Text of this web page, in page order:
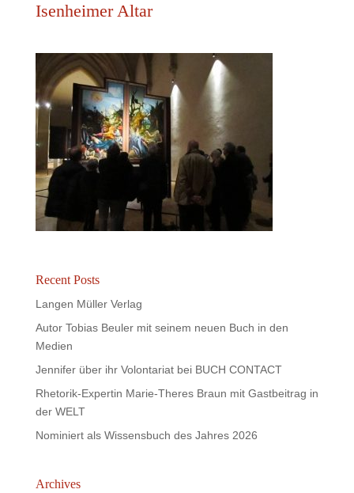
Isenheimer Altar
Recent Posts
Langen Müller Verlag
Autor Tobias Beuler mit seinem neuen Buch in den
Medien
Jennifer über ihr Volontariat bei BUCH CONTACT
Rhetorik-Expertin Marie-Theres Braun mit Gastbeitrag in
der WELT
Nominiert als Wissensbuch des Jahres 2026
Archives